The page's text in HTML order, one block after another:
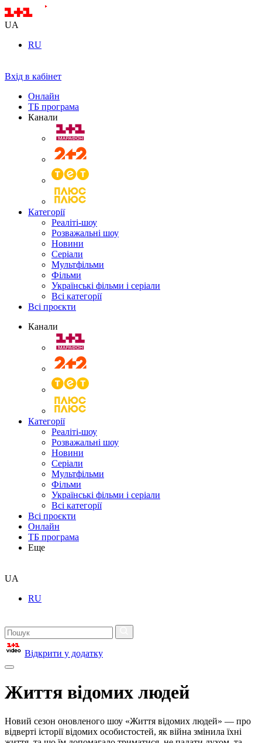
UA
RU
Вхід в кабінет
Онлайн
ТБ програма
Канали
Категорії
Реаліті-шоу
Розважальні шоу
Новини
Серіали
Мультфільми
Фільми
Українські фільми і серіали
Всі категорії
Всі проєкти
Канали
Категорії
Реаліті-шоу
Розважальні шоу
Новини
Серіали
Мультфільми
Фільми
Українські фільми і серіали
Всі категорії
Всі проєкти
Онлайн
ТБ програма
Еще
UA
RU
Відкрити у додатку
Життя відомих людей
Новий сезон оновленого шоу «Життя відомих людей» — про
відверті історії відомих особистостей, як війна змінила їхні